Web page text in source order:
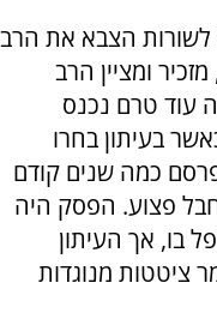
לשורות הצבא את הרב
ומציין הרב
עוד טרם נכנס
בעיתון בחרו
כמה שנים קודם
פצוע. הפסק היה
בו, אך העיתון
ציטטות מנוגדות